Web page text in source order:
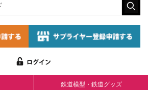
鉄道模型・鉄道グッズ